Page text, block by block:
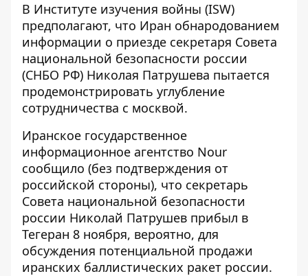
В Институте изучения войны (ISW)
предполагают, что Иран обнародованием
информации о приезде секретаря Совета
национальной безопасности россии
(СНБО РФ) Николая Патрушева пытается
продемонстрировать углубление
сотрудничества с москвой.
Иранское государственное
информационное агентство Nour
сообщило (без подтверждения от
российской стороны), что секретарь
Совета национальной безопасности
россии Николай Патрушев прибыл в
Тегеран 8 ноября, вероятно, для
обсуждения потенциальной продажи
иранских баллистических ракет россии.